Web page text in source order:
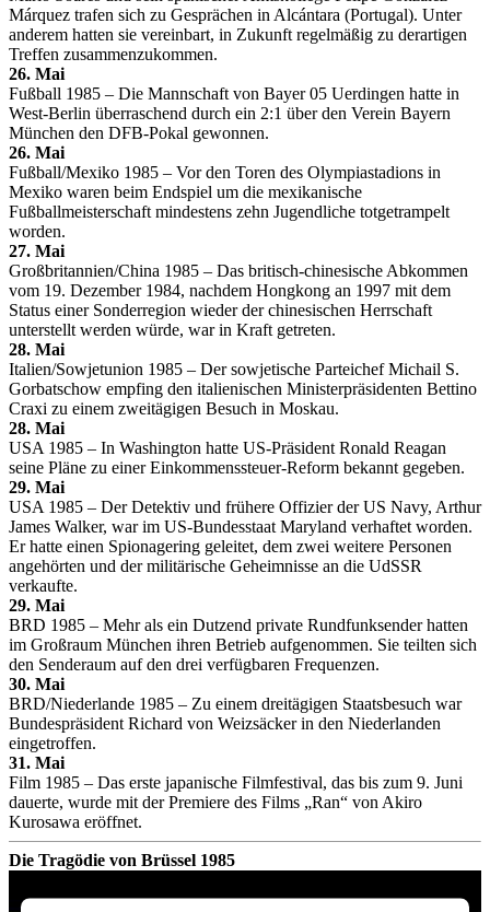
Márquez trafen sich zu Gesprächen in Alcántara (Portugal). Unter
anderem hatten sie vereinbart, in Zukunft regelmäßig zu derartigen
Treffen zusammenzukommen.
26. Mai
Fußball 1985 – Die Mannschaft von Bayer 05 Uerdingen hatte in
West-Berlin überraschend durch ein 2:1 über den Verein Bayern
München den DFB-Pokal gewonnen.
26. Mai
Fußball/Mexiko 1985 – Vor den Toren des Olympiastadions in
Mexiko waren beim Endspiel um die mexikanische
Fußballmeisterschaft mindestens zehn Jugendliche totgetrampelt
worden.
27. Mai
Großbritannien/China 1985 – Das britisch-chinesische Abkommen
vom 19. Dezember 1984, nachdem Hongkong an 1997 mit dem
Status einer Sonderregion wieder der chinesischen Herrschaft
unterstellt werden würde, war in Kraft getreten.
28. Mai
Italien/Sowjetunion 1985 – Der sowjetische Parteichef Michail S.
Gorbatschow empfing den italienischen Ministerpräsidenten Bettino
Craxi zu einem zweitägigen Besuch in Moskau.
28. Mai
USA 1985 – In Washington hatte US-Präsident Ronald Reagan
seine Pläne zu einer Einkommenssteuer-Reform bekannt gegeben.
29. Mai
USA 1985 – Der Detektiv und frühere Offizier der US Navy, Arthur
James Walker, war im US-Bundesstaat Maryland verhaftet worden.
Er hatte einen Spionagering geleitet, dem zwei weitere Personen
angehörten und der militärische Geheimnisse an die UdSSR
verkaufte.
29. Mai
BRD 1985 – Mehr als ein Dutzend private Rundfunksender hatten
im Großraum München ihren Betrieb aufgenommen. Sie teilten sich
den Senderaum auf den drei verfügbaren Frequenzen.
30. Mai
BRD/Niederlande 1985 – Zu einem dreitägigen Staatsbesuch war
Bundespräsident Richard von Weizsäcker in den Niederlanden
eingetroffen.
31. Mai
Film 1985 – Das erste japanische Filmfestival, das bis zum 9. Juni
dauerte, wurde mit der Premiere des Films „Ran“ von Akiro
Kurosawa eröffnet.
Die Tragödie von Brüssel 1985